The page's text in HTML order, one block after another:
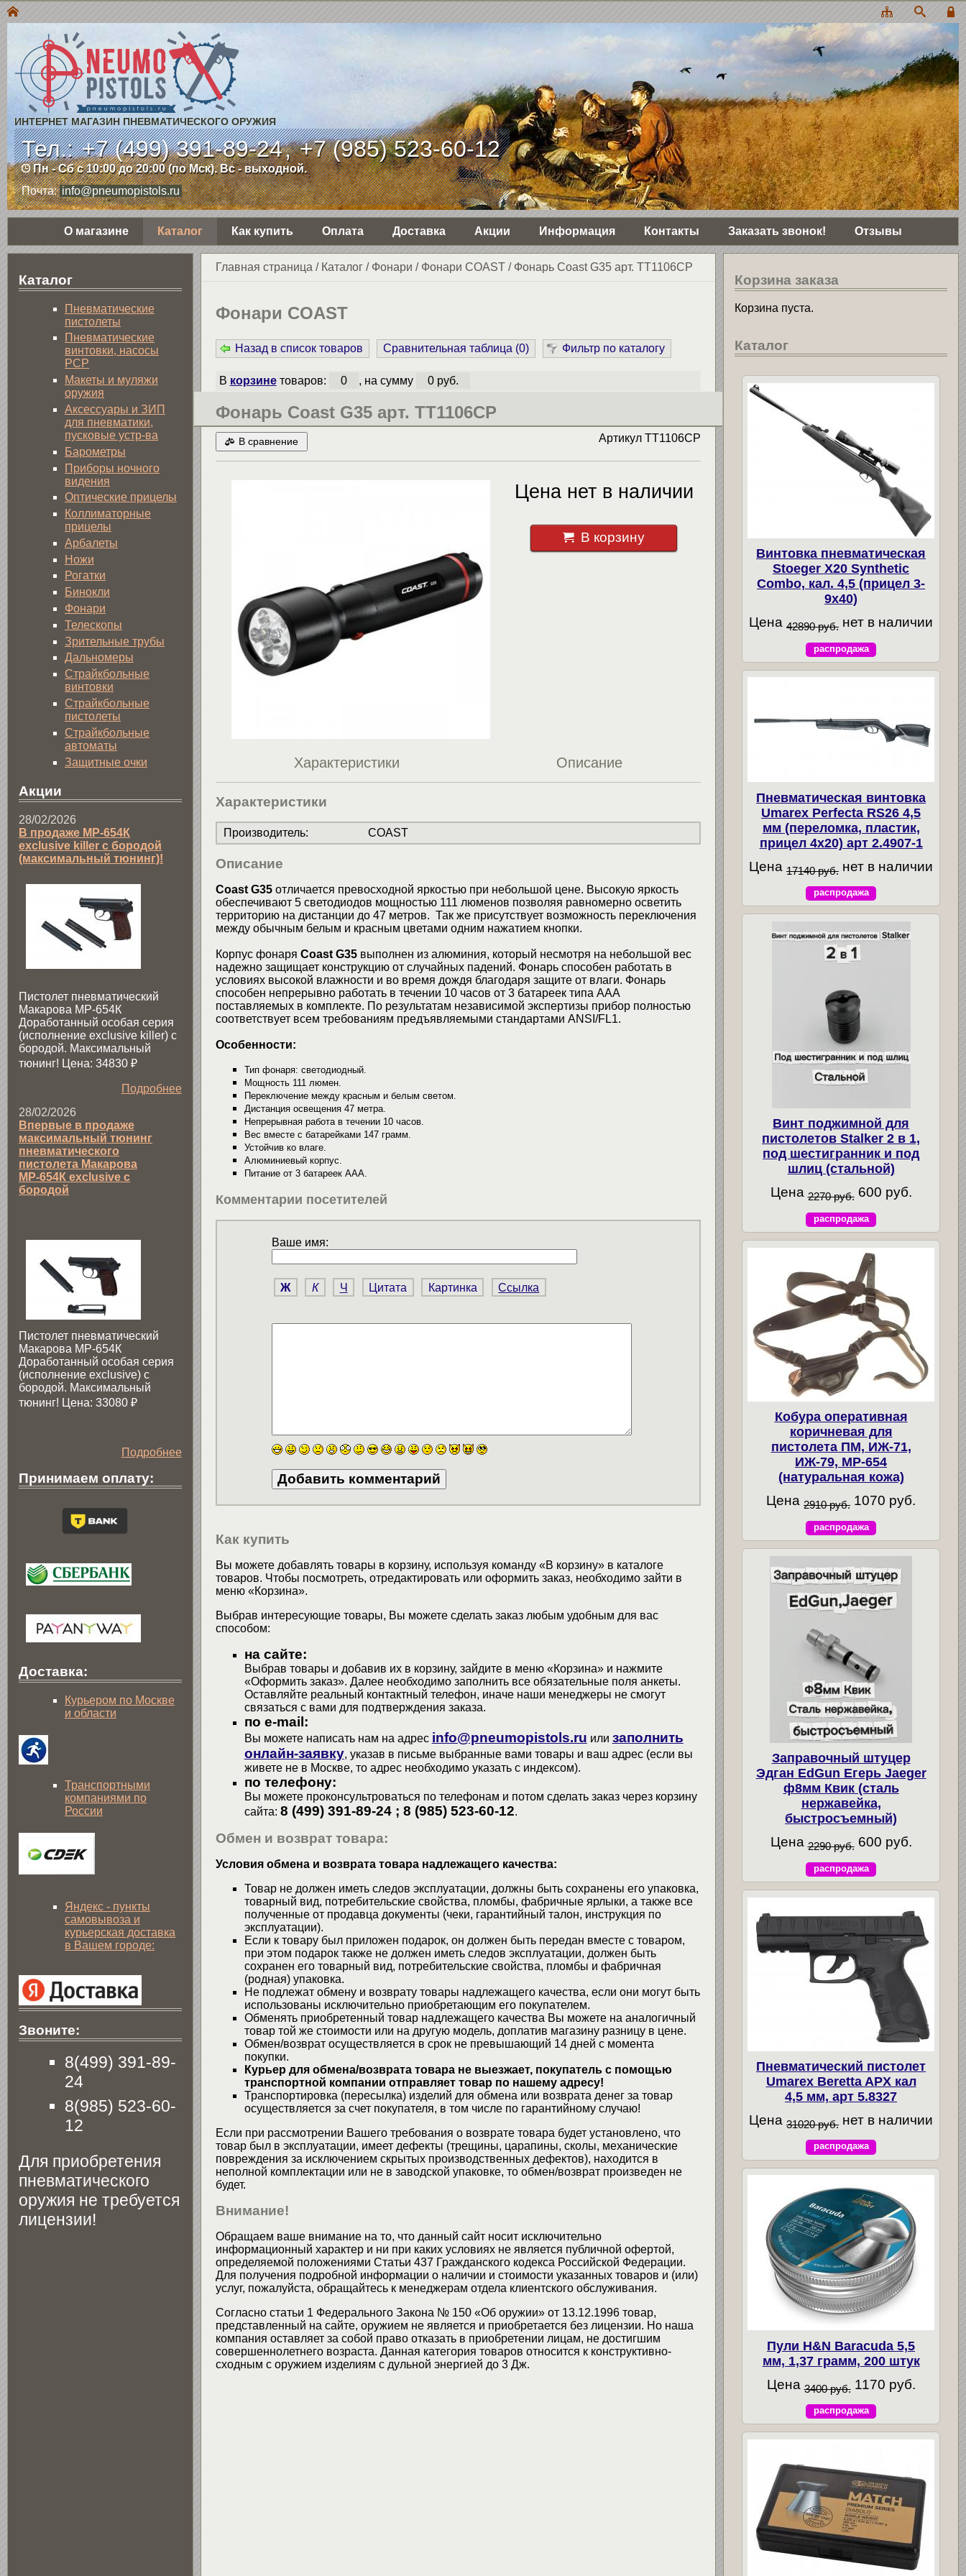
ИНТЕРНЕТ МАГАЗИН ПНЕВМАТИЧЕСКОГО ОРУЖИЯ
Тел.:+7 (499) 391-89-24,+7 (985) 523-60-12
Пн - Сб с 10:00 до 20:00 (по Мск). Вс - выходной.
Почта: info@pneumopistols.ru
О магазине Каталог Как купить Оплата Доставка Акции Информация Контакты Заказать звонок! Отзывы
Главная страница / Каталог/ Фонари / Фонари COAST/ Фонарь Coast G35 арт. TT1106CP
Фонари COAST
Назад в список товаров Сравнительная таблица (0) Фильтр по каталогу
В корзинетоваров: 0 , на сумму 0 руб.
Фонарь Coast G35 арт. TT1106CP
В сравнение АртикулTT1106CP
Цена нет в наличии
В корзину
Характеристики Описание
Характеристики
Производитель: COAST
Описание
Coast G35отличается превосходной яркостью при небольшой цене. Высокую яркость
обеспечивают 5 светодиодов мощностью 111 люменов позволяя равномерно осветить
территорию на дистанции до 47 метров. Так же присутствует возможность переключения
между обычным белым и красным цветами одним нажатием кнопки.
Корпус фонаря Coast G35выполнен из алюминия, который несмотря на небольшой вес
надежно защищает конструкцию от случайных падений. Фонарь способен работать в
условиях высокой влажности и во время дождя благодаря защите от влаги. Фонарь
способен непрерывно работать в течении 10 часов от 3 батареек типа ААА
поставляемых в комплекте. По результатам независимой экспертизы прибор полностью
соответствует всем требованиям предъявляемыми стандартами ANSI/FL1.
Особенности:
Тип фонаря: светодиодный.
Мощность 111 люмен.
Переключение между красным и белым светом.
Дистанция освещения 47 метра.
Непрерывная работа в течении 10 часов.
Вес вместе с батарейками 147 грамм.
Устойчив ко влаге.
Алюминиевый корпус.
Питание от 3 батареек ААА.
Комментарии посетителей
Ваше имя:
Ж К Ч Цитата Картинка Ссылка
Как купить
Вы можете добавлять товары в корзину, используя команду «В корзину» в каталоге
товаров. Чтобы посмотреть, отредактировать или оформить заказ, необходимо зайти в
меню «Корзина».
Выбрав интересующие товары, Вы можете сделать заказ любым удобным для вас
способом:
на сайте:
Выбрав товары и добавив их в корзину, зайдите в меню «Корзина» и нажмите
«Оформить заказ». Далее необходимо заполнить все обязательные поля анкеты.
Оставляйте реальный контактный телефон, иначе наши менеджеры не смогут
связаться с вами для подтверждения заказа.
по e-mail:
Вы можете написать нам на адрес info@pneumopistols.ru или заполнить
онлайн-заявку, указав в письме выбранные вами товары и ваш адрес (если вы
живете не в Москве, то адрес необходимо указать с индексом).
по телефону:
Вы можете проконсультроваться по телефонам и потом сделать заказ через корзину
сайта: 8 (499) 391-89-24 ; 8 (985) 523-60-12.
Обмен и возврат товара:
Условия обмена и возврата товара надлежащего качества:
Товар не должен иметь следов эксплуатации, должны быть сохранены его упаковка,
товарный вид, потребительские свойства, пломбы, фабричные ярлыки, а также все
полученные от продавца документы (чеки, гарантийный талон, инструкция по
эксплуатации).
Если к товару был приложен подарок, он должен быть передан вместе с товаром,
при этом подарок также не должен иметь следов эксплуатации, должен быть
сохранен его товарный вид, потребительские свойства, пломбы и фабричная
(родная) упаковка.
Не подлежат обмену и возврату товары надлежащего качества, если они могут быть
использованы исключительно приобретающим его покупателем.
Обменять приобретенный товар надлежащего качества Вы можете на аналогичный
товар той же стоимости или на другую модель, доплатив магазину разницу в цене.
Обмен/возврат осуществляется в срок не превышающий 14 дней с момента
покупки.
Курьер для обмена/возврата товара не выезжает, покупатель с помощью
транспортной компании отправляет товар по нашему адресу!
Транспортировка (пересылка) изделий для обмена или возврата денег за товар
осуществляется за счет покупателя, в том числе по гарантийному случаю!
Если при рассмотрении Вашего требования о возврате товара будет установлено, что
товар был в эксплуатации, имеет дефекты (трещины, царапины, сколы, механические
повреждения за исключением скрытых производственных дефектов), находится в
неполной комплектации или не в заводской упаковке, то обмен/возврат произведен не
будет.
Внимание!
Обращаем ваше внимание на то, что данный сайт носит исключительно
информационный характер и ни при каких условиях не является публичной офертой,
определяемой положениями Статьи 437 Гражданского кодекса Российской Федерации.
Для получения подробной информации о наличии и стоимости указанных товаров и (или)
услуг, пожалуйста, обращайтесь к менеджерам отдела клиентского обслуживания.
Согласно статьи 1 Федерального Закона № 150 «Об оружии» от 13.12.1996 товар,
представленный на сайте, оружием не является и приобретается без лицензии. Но наша
компания оставляет за собой право отказать в приобретении лицам, не достигшим
совершеннолетнего возраста. Данная категория товаров относится к конструктивно-
сходным с оружием изделиям с дульной энергией до 3 Дж.
Каталог
Пнев­ма­ти­чес­кие
пистолеты
Пневматические
винтовки, насосы
PCP
Макеты и муляжи
оружия
Аксессуары и ЗИП
для пневматики,
пусковые устр-ва
Барометры
Приборы ночного
видения
Оптические прицелы
Коллиматорные
прицелы
Арбалеты
Ножи
Рогатки
Бинокли
Фонари
Телескопы
Зрительные трубы
Дальномеры
Страйкбольные
винтовки
Страйкбольные
пистолеты
Страйкбольные
автоматы
Защитные очки
Акции
28/02/2026
В продаже МР-654К
exclusive killer с бородой
(максимальный тюнинг)!
Пистолет пневматический
Макарова МР-654К
Доработанный особая серия
(исполнение exclusive killer) с
бородой. Максимальный
тюнинг! Цена: 34830 ₽
Подробнее
28/02/2026
Впервые в продаже
максимальный тюнинг
пневматического
пистолета Макарова
МР-654К exclusive с
бородой
Пистолет пневматический
Макарова МР-654К
Доработанный особая серия
(исполнение exclusive) c
бородой. Максимальный
тюнинг! Цена: 33080 ₽
Подробнее
Принимаем оплату:
Доставка:
Курьером по Москве
и области
Транспортными
компаниями по
России
Яндекс - пункты
самовывоза и
курьерская доставка
в Вашем городе:
Звоните:
8(499) 391-89-
24
8(985) 523-60-
12
Для приобретения
пневматического
оружия не требуется
лицензии!
Корзина заказа
Корзина пуста.
Каталог
Винтовка пневматическая
Stoeger X20 Synthetic
Combo, кал. 4,5 (прицел 3-
9х40)
Цена 42890 руб. нет в наличии
распродажа
Пневматическая винтовка
Umarex Perfecta RS26 4,5
мм (переломка, пластик,
прицел 4x20) арт 2.4907-1
Цена 17140 руб. нет в наличии
распродажа
Винт поджимной для
пистолетов Stalker 2 в 1,
под шестигранник и под
шлиц (стальной)
Цена 2270 руб. 600 руб.
распродажа
Кобура оперативная
коричневая для
пистолета ПМ, ИЖ-71,
ИЖ-79, МР-654
(натуральная кожа)
Цена 2910 руб. 1070 руб.
распродажа
Заправочный штуцер
Эдган EdGun Егерь Jaeger
ф8мм Квик (сталь
нержавейка,
быстросъемный)
Цена 2290 руб. 600 руб.
распродажа
Пневматический пистолет
Umarex Beretta APX кал
4,5 мм, арт 5.8327
Цена31020 руб. нет в наличии
распродажа
Пули H&N Baracuda 5,5
мм, 1,37 грамм, 200 штук
Цена 3400 руб. 1170 руб.
распродажа